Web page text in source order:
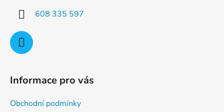
608 335 597
Informace pro vás
Obchodní podmínky